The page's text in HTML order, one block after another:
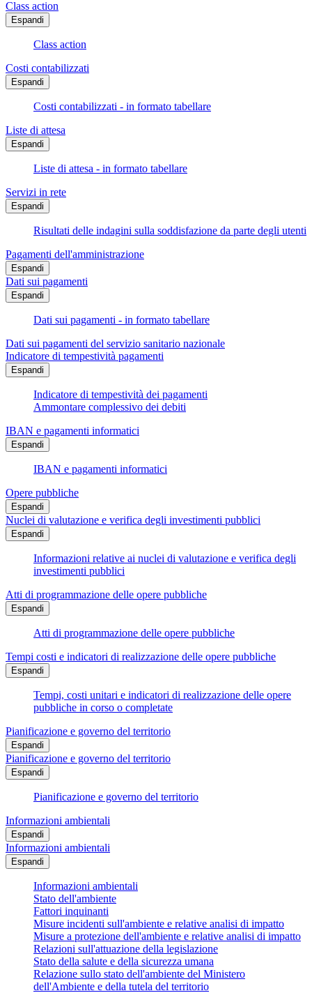
Class action
Espandi
Class action
Costi contabilizzati
Espandi
Costi contabilizzati - in formato tabellare
Liste di attesa
Espandi
Liste di attesa - in formato tabellare
Servizi in rete
Espandi
Risultati delle indagini sulla soddisfazione da parte degli utenti
Pagamenti dell'amministrazione
Espandi
Dati sui pagamenti
Espandi
Dati sui pagamenti - in formato tabellare
Dati sui pagamenti del servizio sanitario nazionale
Indicatore di tempestività pagamenti
Espandi
Indicatore di tempestività dei pagamenti
Ammontare complessivo dei debiti
IBAN e pagamenti informatici
Espandi
IBAN e pagamenti informatici
Opere pubbliche
Espandi
Nuclei di valutazione e verifica degli investimenti pubblici
Espandi
Informazioni relative ai nuclei di valutazione e verifica degli
investimenti pubblici
Atti di programmazione delle opere pubbliche
Espandi
Atti di programmazione delle opere pubbliche
Tempi costi e indicatori di realizzazione delle opere pubbliche
Espandi
Tempi, costi unitari e indicatori di realizzazione delle opere
pubbliche in corso o completate
Pianificazione e governo del territorio
Espandi
Pianificazione e governo del territorio
Espandi
Pianificazione e governo del territorio
Informazioni ambientali
Espandi
Informazioni ambientali
Espandi
Informazioni ambientali
Stato dell'ambiente
Fattori inquinanti
Misure incidenti sull'ambiente e relative analisi di impatto
Misure a protezione dell'ambiente e relative analisi di impatto
Relazioni sull'attuazione della legislazione
Stato della salute e della sicurezza umana
Relazione sullo stato dell'ambiente del Ministero
dell'Ambiente e della tutela del territorio